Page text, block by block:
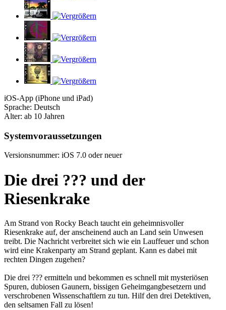
iOS-App (iPhone und iPad)
Sprache: Deutsch
Alter: ab 10 Jahren
Systemvoraussetzungen
Versionsnummer: iOS 7.0 oder neuer
Die drei ??? und der
Riesenkrake
Am Strand von Rocky Beach taucht ein geheimnisvoller
Riesenkrake auf, der anscheinend auch an Land sein Unwesen
treibt. Die Nachricht verbreitet sich wie ein Lauffeuer und schon
wird eine Krakenparty am Strand geplant. Kann es dabei mit
rechten Dingen zugehen?
Die drei ??? ermitteln und bekommen es schnell mit mysteriösen
Spuren, dubiosen Gaunern, bissigen Geheimgangbesetzern und
verschrobenen Wissenschaftlern zu tun. Hilf den drei Detektiven,
den seltsamen Fall zu lösen!